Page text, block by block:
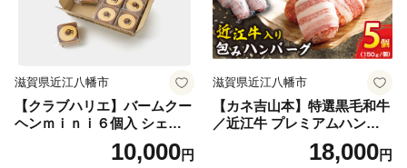
滋賀県近江八幡市
【クラブハリエ】バームクー
ヘンｍｉｎｉ６個入 シェア
ボックス 個包装【FC01W】
10,000円
滋賀県近江八幡市
【カネ吉山本】特選黒毛和牛
／近江牛 プレミアムハンバ
ーグ 5個箱入【750ｇ（約150
ｇ×5個）】【Y095W】
18,000円